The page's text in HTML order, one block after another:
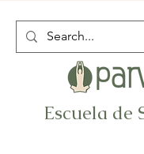
Escuela de